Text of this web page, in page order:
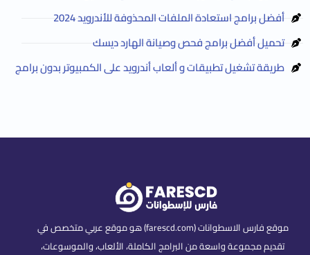
أفضل برامج استعادة الملفات المحذوفة للأندرويد 2024
تحميل أفضل برامج فحص وصيانة الهارد ديسك
طريقة تشغيل تطبيقات و ألعاب أندرويد على الكمبيوتر بدون برامج
موقع فارس الاسطوانات (farescd.com) هو موقع عربي متخصص في
تقديم مجموعة واسعة من البرامج الكاملة، الألعاب، والموسوعات،